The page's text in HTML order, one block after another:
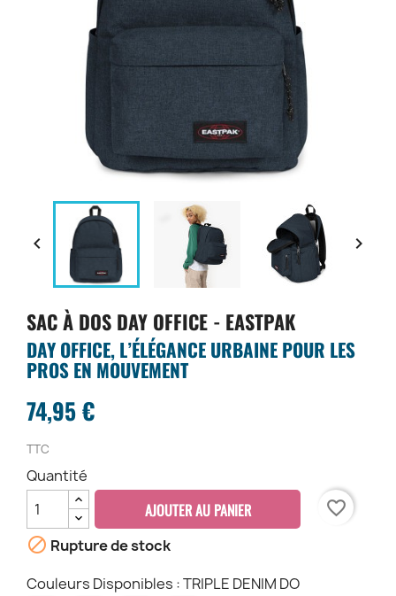
 
SAC À DOS DAY OFFICE - EASTPAK
DAY OFFICE, L’ÉLÉGANCE URBAINE POUR LES
PROS EN MOUVEMENT
74,95 €
TTC
Quantité
AJOUTER AU PANIER favorite_border
 Rupture de stock
Couleurs Disponibles : TRIPLE DENIM DO